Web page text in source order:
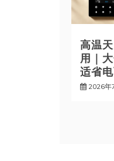
高温
用｜
适省
2026年